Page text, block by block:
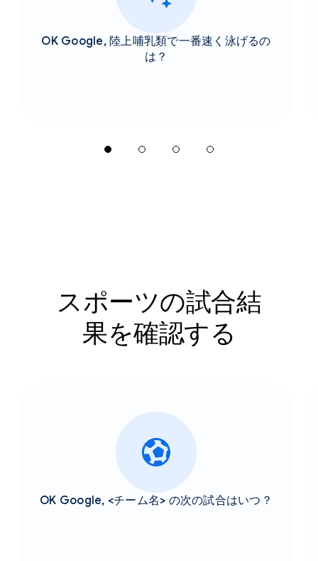
OK Google, 陸上哺乳類で一番速く泳げるの
は？
スポーツの試合結
果を確認する
OK Google, <チーム名> の次の試合はいつ？